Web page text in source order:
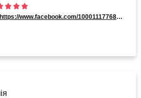
https://www.facebook.com/100011177685746